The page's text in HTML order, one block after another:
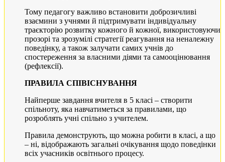
Тому педагогу важливо встановити доброзичливі
взаємини з учнями й підтримувати індивідуальну
траєкторію розвитку кожного й кожної, використовуючи
прозорі та зрозумілі стратегії реагування на неналежну
поведінку, а також залучати самих учнів до
спостереження за власними діями та самооцінювання
(рефлексії).
ПРАВИЛА СПІВІСНУВАННЯ
Найперше завдання вчителя в 5 класі – створити
спільноту, яка навчатиметься за правилами, що
розроблять учні спільно з учителем.
Правила демонструють, що можна робити в класі, а що
– ні, відображають загальні очікування щодо поведінки
всіх учасників освітнього процесу.